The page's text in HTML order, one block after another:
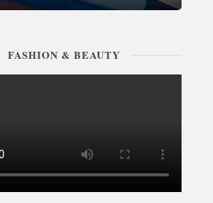
FASHION & BEAUTY